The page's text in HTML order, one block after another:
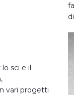
sci e il
vari progetti